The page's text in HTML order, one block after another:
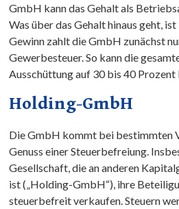
GmbH kann das Gehalt als
Was über das Gehalt hinaus geht, ist
Gewinn zahlt die GmbH zunächst
Gewerbesteuer. So kann die
Ausschüttung auf 30 bis 40
Holding-GmbH
Die GmbH kommt bei bestimmten
Genuss einer Steuerbefreiung.
Gesellschaft, die an anderen
ist („Holding-GmbH“), ihre
steuerbefreit verkaufen. Steuern